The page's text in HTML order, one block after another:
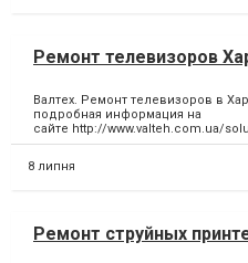
Ремонт телевизоров
Валтех. Ремонт телевизоров в
подробная информация на
сайте http://www.valteh.com.ua/
8 липня
Ремонт струйных